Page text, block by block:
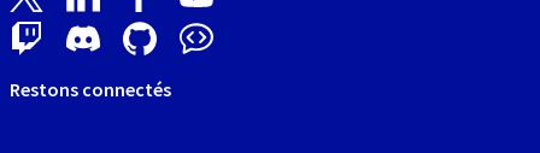
Restons connectés